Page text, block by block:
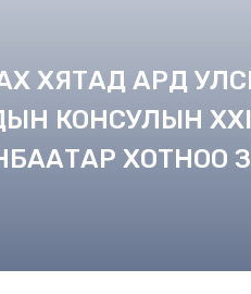
ХЯТАД АРД
КОНСУЛЫН
ХОТНОО